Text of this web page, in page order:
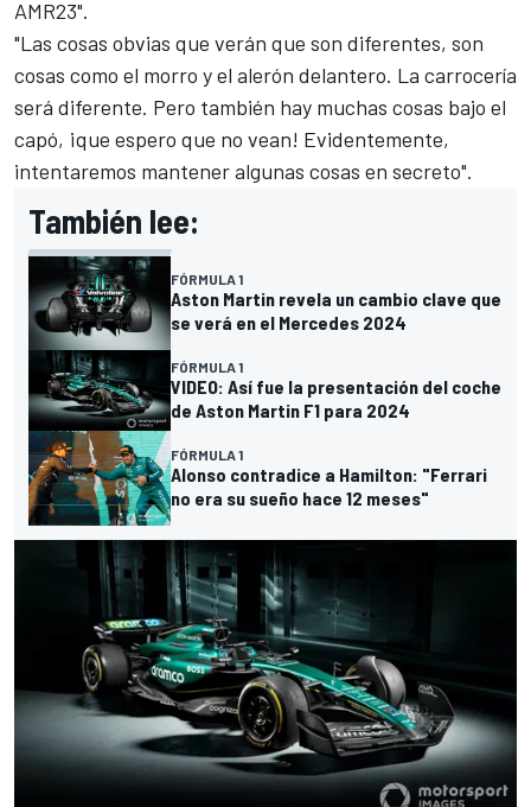
AMR23".
"Las cosas obvias que verán que son diferentes, son
cosas como el morro y el alerón delantero. La carrocería
será diferente. Pero también hay muchas cosas bajo el
capó, ¡que espero que no vean! Evidentemente,
intentaremos mantener algunas cosas en secreto".
También lee:
FÓRMULA 1
Aston Martin revela un cambio clave que
se verá en el Mercedes 2024
FÓRMULA 1
VIDEO: Así fue la presentación del coche
de Aston Martin F1 para 2024
FÓRMULA 1
Alonso contradice a Hamilton: "Ferrari
no era su sueño hace 12 meses"